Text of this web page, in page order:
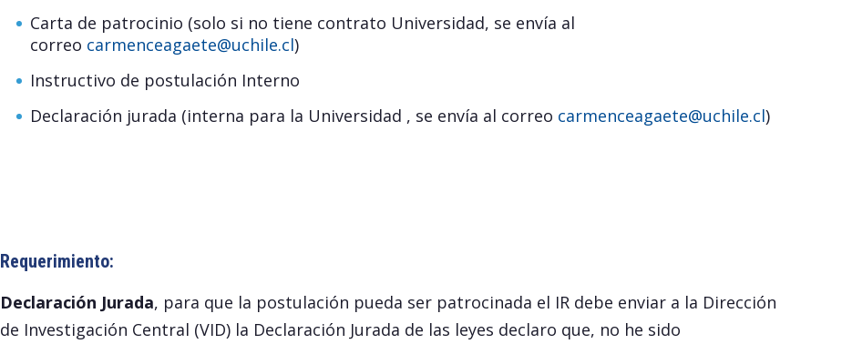
Carta de patrocinio (solo si no tiene contrato Universidad, se envía al
correo carmenceagaete@uchile.cl)
Instructivo de postulación Interno
Declaración jurada (interna para la Universidad , se envía al correo carmenceagaete@uchile.cl)
Requerimiento:
Declaración Jurada, para que la postulación pueda ser patrocinada el IR debe enviar a la Dirección
de Investigación Central (VID) la Declaración Jurada de las leyes declaro que, no he sido